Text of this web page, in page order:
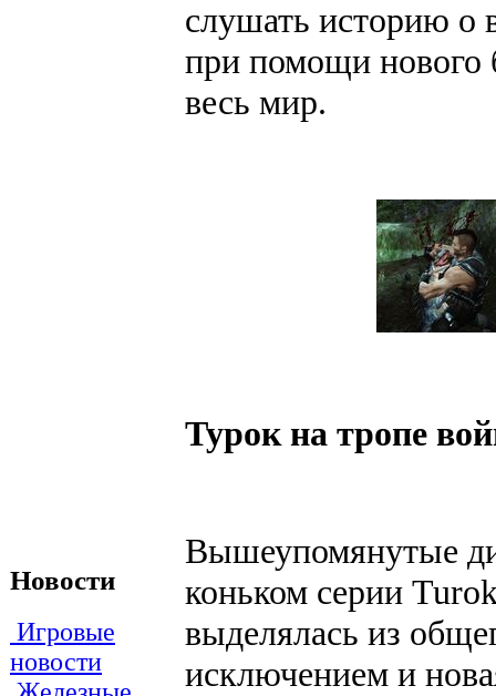
Новости
Игровые
новости
слушать историю о
при помощи нового
весь мир.
Турок на тропе
Вышеупомянутые
коньком серии
выделялась из
исключением и